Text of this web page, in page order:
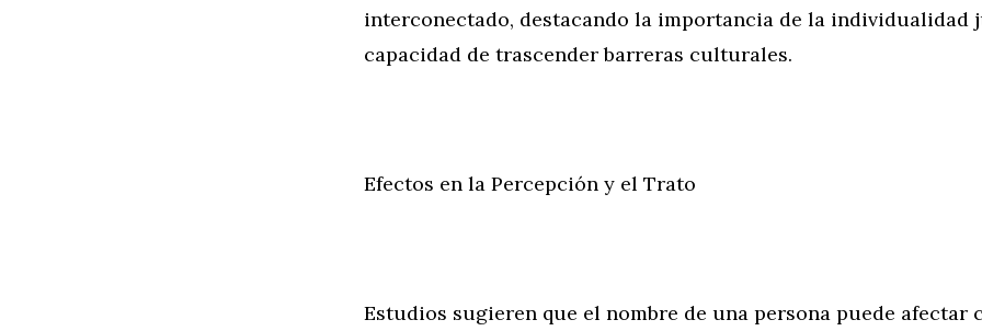
interconectado, destacando la importancia de la individualidad
capacidad de trascender barreras culturales.
Efectos en la Percepción y el Trato
Estudios sugieren que el nombre de una persona puede afectar